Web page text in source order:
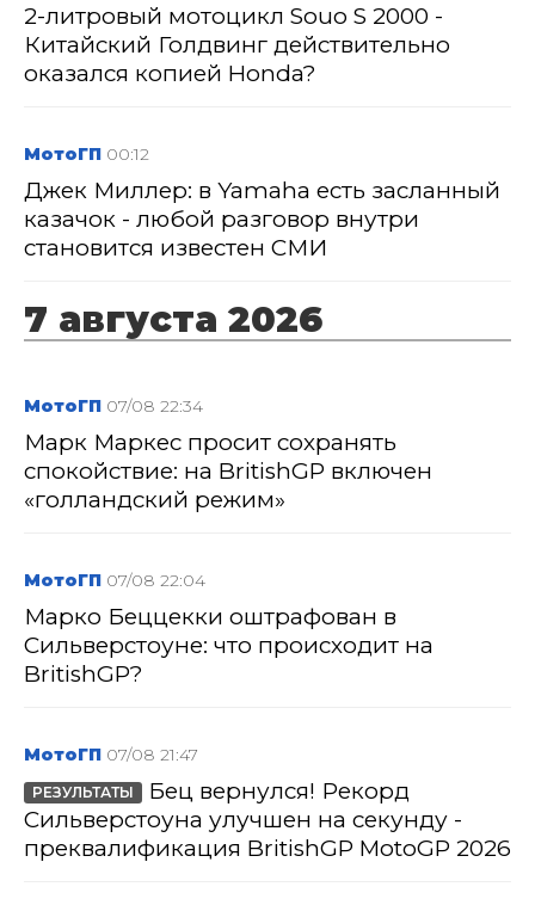
2-литровый мотоцикл Souo S 2000 -
Китайский Голдвинг действительно
оказался копией Honda?
МотоГП 00:12
Джек Миллер: в Yamaha есть засланный
казачок - любой разговор внутри
становится известен СМИ
7 августа 2026
МотоГП 07/08 22:34
Марк Маркес просит сохранять
спокойствие: на BritishGP включен
«голландский режим»
МотоГП 07/08 22:04
Марко Беццекки оштрафован в
Сильверстоуне: что происходит на
BritishGP?
МотоГП 07/08 21:47
РЕЗУЛЬТАТЫ
Бец вернулся! Рекорд
Сильверстоуна улучшен на секунду -
преквалификация BritishGP MotoGP 2026